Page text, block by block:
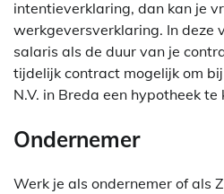
intentieverklaring, dan kan je
werkgeversverklaring. In deze
salaris als de duur van je
tijdelijk contract mogelijk om
N.V. in Breda een hypotheek te
Ondernemer
Werk je als ondernemer of als